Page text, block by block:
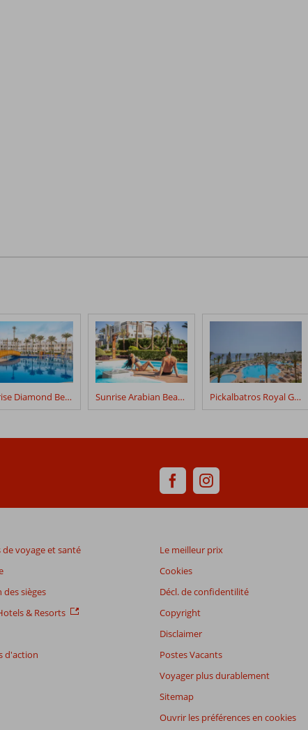
Sunrise Diamond Beach Resort Grand Select Sunrise Arabian Beach Resort Grand Select Pickalbatros Royal Grand
voyage et santé
des sièges
& Resorts
d'action
Le meilleur prix
Cookies
Décl. de confidentilité
Copyright
Disclaimer
Postes Vacants
Voyager plus durablement
Sitemap
Ouvrir les préférences en cookies